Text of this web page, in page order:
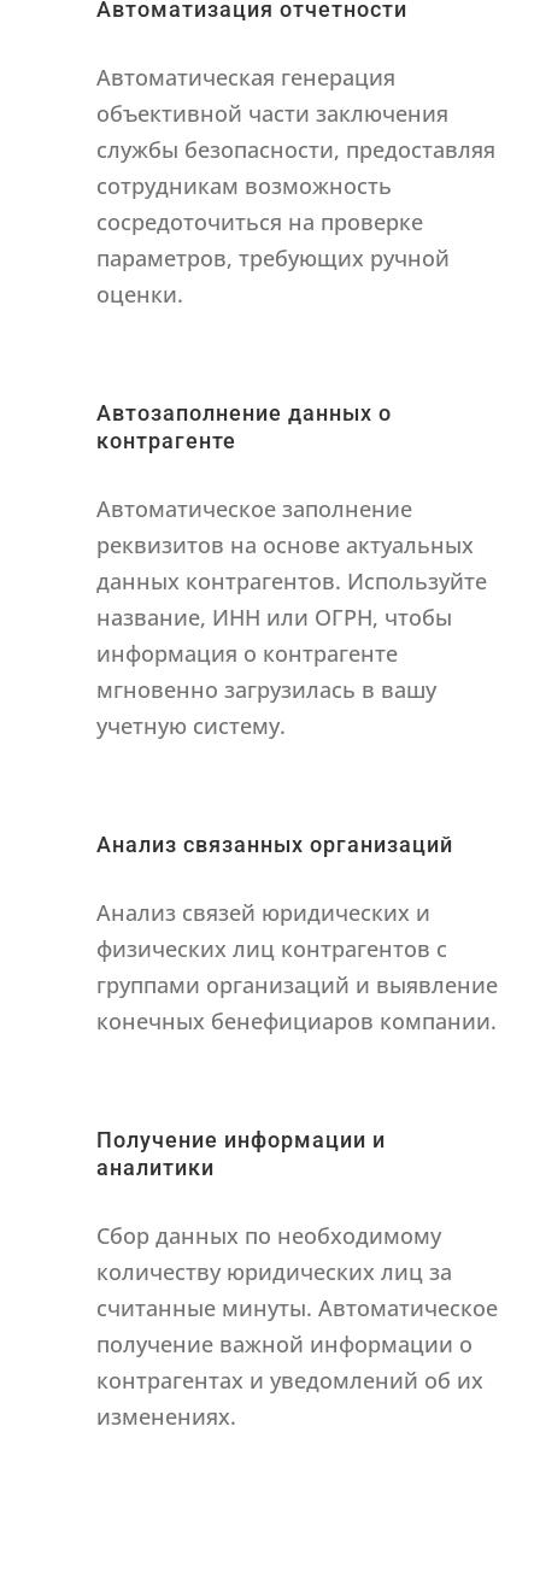
Автоматизация отчетности
Автоматическая генерация
объективной части заключения
службы безопасности, предоставляя
сотрудникам возможность
сосредоточиться на проверке
параметров, требующих ручной
оценки.
Автозаполнение данных о
контрагенте
Автоматическое заполнение
реквизитов на основе актуальных
данных контрагентов. Используйте
название, ИНН или ОГРН, чтобы
информация о контрагенте
мгновенно загрузилась в вашу
учетную систему.
Анализ связанных организаций
Анализ связей юридических и
физических лиц контрагентов с
группами организаций и выявление
конечных бенефициаров компании.
Получение информации и
аналитики
Сбор данных по необходимому
количеству юридических лиц за
считанные минуты. Автоматическое
получение важной информации о
контрагентах и уведомлений об их
изменениях.